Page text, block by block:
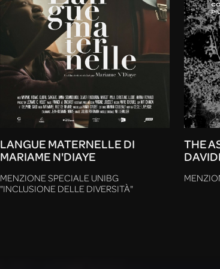
LANGUE MATERNELLE DI
MARIAME N'DIAYE
MENZIONE SPECIALE UNIBG
"INCLUSIONE DELLE DIVERSITÀ"
THE